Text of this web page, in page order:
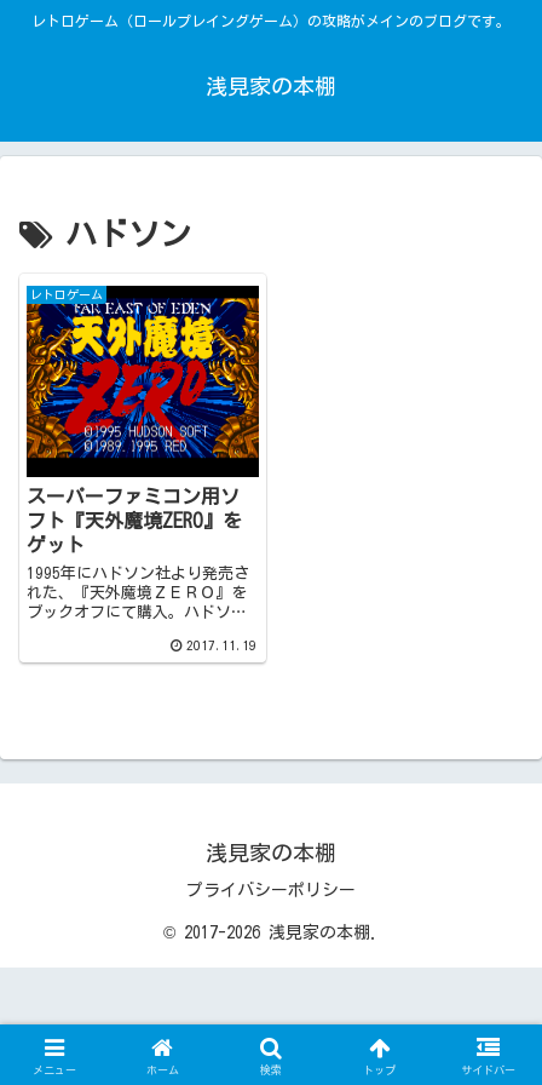
レトロゲーム（ロールプレイングゲーム）の攻略がメインのブログです。
浅見家の本棚
ハドソン
レトロゲーム
スーパーファミコン用ソ
フト『天外魔境ZERO』を
ゲット
1995年にハドソン社より発売さ
れた、『天外魔境ＺＥＲＯ』を
ブックオフにて購入。ハドソン
グルで進む戦闘シーンは、同時
2017.11.19
浅見家の本棚
プライバシーポリシー
© 2017-2026 浅見家の本棚.
メニュー ホーム 検索 トップ サイドバー